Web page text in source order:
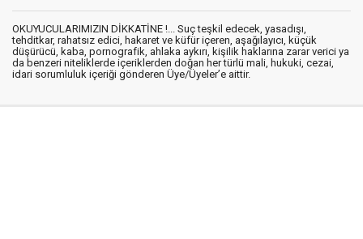
OKUYUCULARIMIZIN DİKKATİNE !... Suç teşkil edecek, yasadışı,
tehditkar, rahatsız edici, hakaret ve küfür içeren, aşağılayıcı, küçük
düşürücü, kaba, pornografik, ahlaka aykırı, kişilik haklarına zarar verici ya
da benzeri niteliklerde içeriklerden doğan her türlü mali, hukuki, cezai,
idari sorumluluk içeriği gönderen Üye/Üyeler’e aittir.